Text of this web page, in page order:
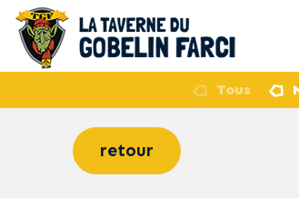
Tous
retour